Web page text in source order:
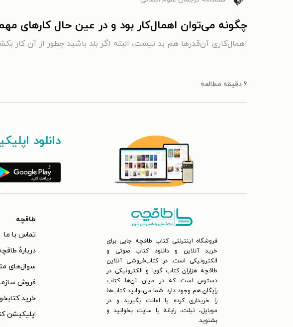
چگونه می‌توان اهمال‌کار بود و در عین ‌حال کارهای
اهمال‌کاری آن‌قدرها هم بد نیست، البته اگر بلد باشید چطور از آن کار
۶ دقیقه مطالعه
دانلود
فروشگاه اینترنتی کتاب طاقچه جایی برای
خرید آنلاین و دانلود کتاب صوتی و
الکترونیکی است. در کتاب‌فروشی آنلاین
طاقچه هزاران کتاب گویا و الکترونیکی در
دسترس است که در میان آن‌ها کتاب
رایگان هم وجود دارد. شما می‌توانید کتاب‌ها
را خریداری کرده یا امانت بگیرید و در
موبایل، تبلت، رایانه یا سایت بخوانید و
بشنوید.
طاقچه
تماس با ما
دربارهٔ
سوال‌های
فروش
خرید
اپلیکیشن